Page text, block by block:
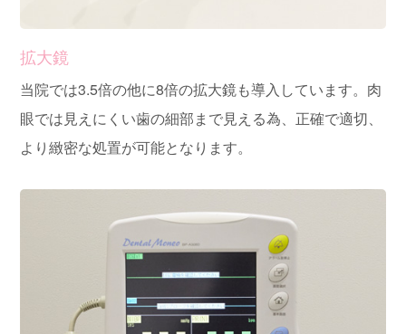
拡大鏡
当院では3.5倍の他に8倍の拡大鏡も導入しています。肉
眼では見えにくい歯の細部まで見える為、正確で適切、
より緻密な処置が可能となります。